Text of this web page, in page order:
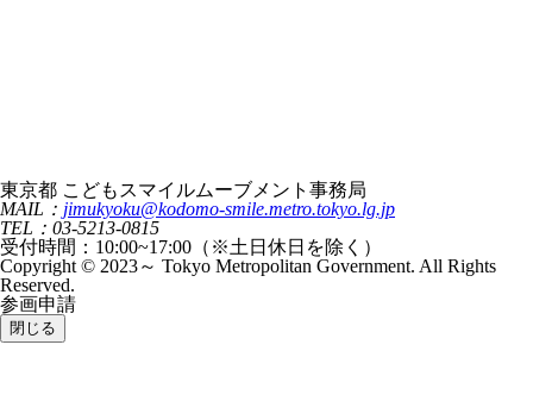
東京都 こどもスマイルムーブメント事務局
MAIL： jimukyoku@kodomo-smile.metro.tokyo.lg.jp
TEL：03-5213-0815
受付時間：10:00~17:00（※土日休日を除く）
Copyright © 2023～ Tokyo Metropolitan Government. All Rights
Reserved.
参画申請
閉じる